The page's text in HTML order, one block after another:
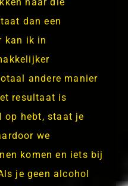
dan een
kan ik in
andere manier
resultaat is
op hebt, staat je
we
komen en iets bij
je geen alcohol